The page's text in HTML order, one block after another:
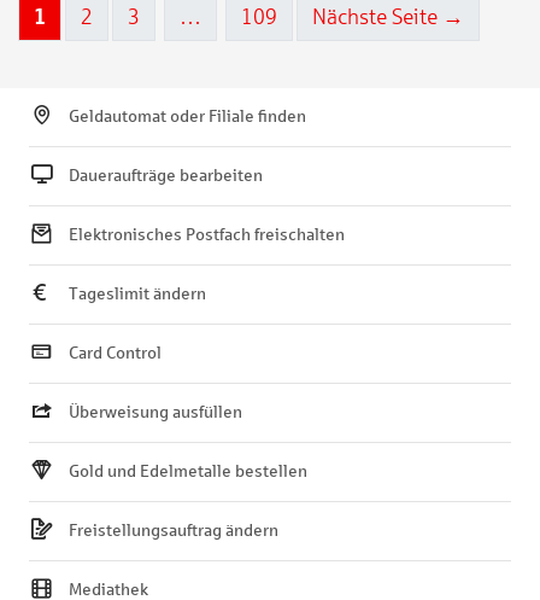
1 2 3 … 109 Nächste Seite →
Geldautomat oder Filiale finden
Daueraufträge bearbeiten
Elektronisches Postfach freischalten
Tageslimit ändern
Card Control
Überweisung ausfüllen
Gold und Edelmetalle bestellen
Freistellungsauftrag ändern
Mediathek